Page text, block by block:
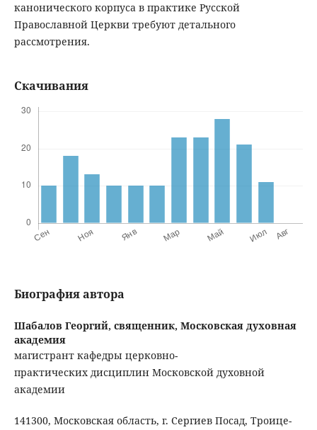
канонического корпуса в практике Русской
Православной Церкви требуют детального
рассмотрения.
Скачивания
Биография автора
Шабалов Георгий, священник, Московская духовная
академия
магистрант кафедры церковно-
практических дисциплин Московской духовной
академии
141300, Московская область, г. Сергиев Посад, Троице-